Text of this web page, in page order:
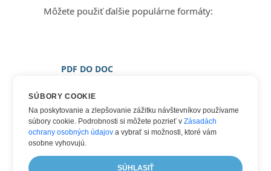
Môžete použiť ďalšie populárne formáty:
PDF DO DOC
PDF DO OBRÁZOK
PDF DO PNG
PDF DO WORD
SÚBORY COOKIE
Na poskytovanie a zlepšovanie zážitku návštevníkov používame
súbory cookie. Podrobnosti si môžete pozrieť vZásadách
ochrany osobných údajov a vybrať si možnosti, ktoré vám
osobne vyhovujú.
SÚHLASIŤ